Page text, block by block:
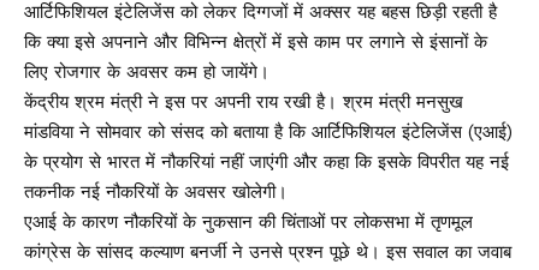
आर्टिफिशियल इंटेलिजेंस को लेकर दिग्गजों में अक्सर यह बहस छिड़ी रहती है
कि क्या इसे अपनाने और विभिन्न क्षेत्रों में इसे काम पर लगाने से इंसानों के
लिए रोजगार के अवसर कम हो जायेंगे।
केंद्रीय श्रम मंत्री ने इस पर अपनी राय रखी है। श्रम मंत्री मनसुख
मांडविया ने सोमवार को संसद को बताया है कि आर्टिफिशियल इंटेलिजेंस (एआई)
के प्रयोग से भारत में नौकरियां नहीं जाएंगी और कहा कि इसके विपरीत यह नई
तकनीक नई नौकरियों के अवसर खोलेगी।
एआई के कारण नौकरियों के नुकसान की चिंताओं पर लोकसभा में तृणमूल
कांग्रेस के सांसद कल्याण बनर्जी ने उनसे प्रश्न पूछे थे। इस सवाल का जवाब